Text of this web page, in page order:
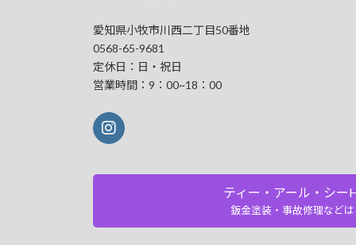
愛知県小牧市川西二丁目50番地
0568-65-9681
定休日：日・祝日
営業時間：9：00~18：00
ティー・アール・シー
鈑金塗装・事故修理など